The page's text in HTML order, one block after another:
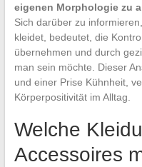
eigenen Morphologie zu
Sich darüber zu
kleidet, bedeutet, die
übernehmen und durch
man sein möchte. Dieser
und einer Prise Kühnheit,
Körperpositivität im Alltag.
Welche
Accessoires